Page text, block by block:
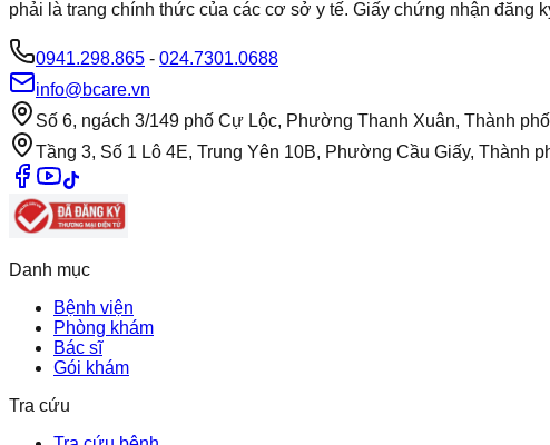
phải là trang chính thức của các cơ sở y tế. Giấy chứng nhận
0941.298.865 - 024.7301.0688
info@bcare.vn
Số 6, ngách 3/149 phố Cự Lộc, Phường Thanh Xuân, Thành
Tầng 3, Số 1 Lô 4E, Trung Yên 10B, Phường Cầu Giấy, Thành
Danh mục
Bệnh viện
Phòng khám
Bác sĩ
Gói khám
Tra cứu